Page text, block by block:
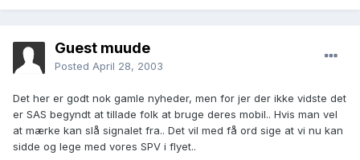
Guest muude
Posted April 28, 2003
Det her er godt nok gamle nyheder, men for jer der ikke vidste det
er SAS begyndt at tillade folk at bruge deres mobil.. Hvis man vel
at mærke kan slå signalet fra.. Det vil med få ord sige at vi nu kan
sidde og lege med vores SPV i flyet..